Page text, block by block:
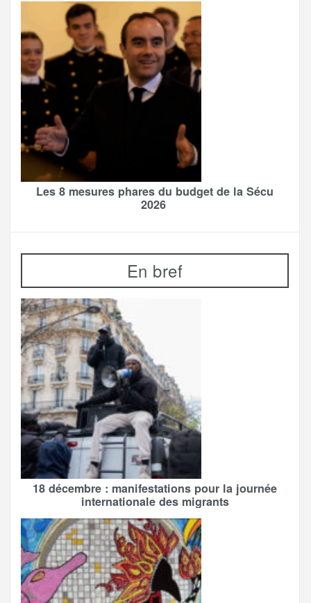
Les 8 mesures phares du budget de la Sécu
2026
En bref
18 décembre : manifestations pour la journée
internationale des migrants